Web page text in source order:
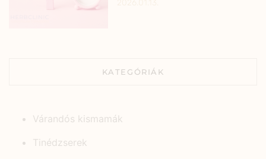
KATEGÓRIÁK
Várandós kismamák
Tinédzserek